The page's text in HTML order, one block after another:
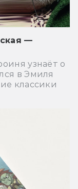
—
узнаёт о
в Эмиля
классики